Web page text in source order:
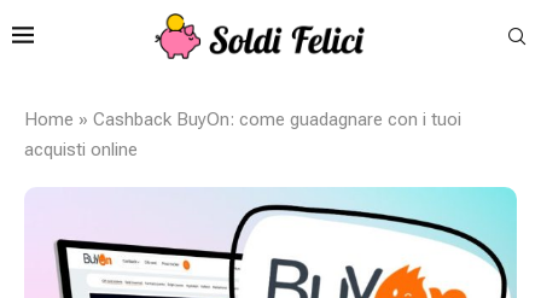
Home » Cashback BuyOn: come guadagnare con i tuoi
acquisti online